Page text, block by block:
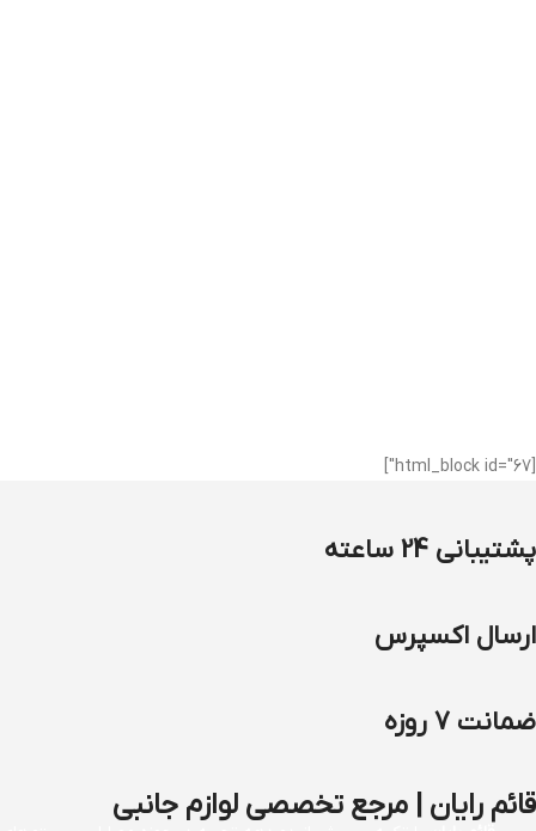
پشتیبانی 24 ساعته
ارسال اکسپرس
ضمانت 7 روزه
قائم رایان | مرجع تخصصی لوازم جانبی